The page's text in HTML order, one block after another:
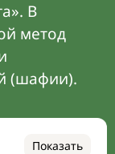
В
метод
(шафии).
Показать